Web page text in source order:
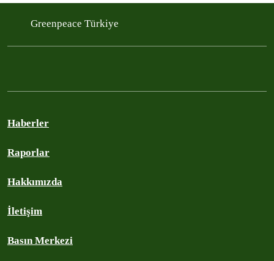
Greenpeace Türkiye
Haberler
Raporlar
Hakkımızda
İletişim
Basın Merkezi